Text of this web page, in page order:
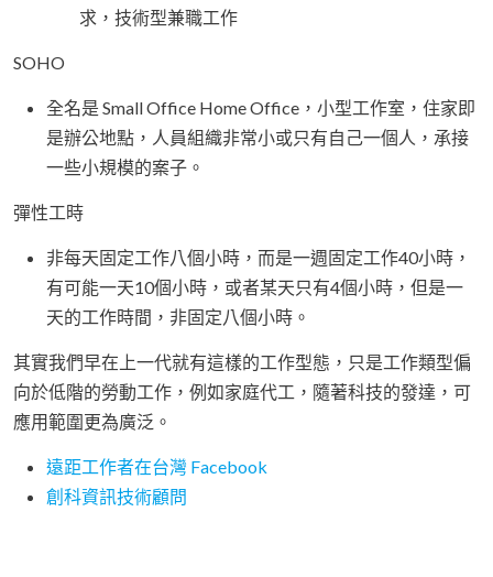
求，技術型兼職工作
SOHO
全名是 Small Office Home Office，小型工作室，住家即
是辦公地點，人員組織非常小或只有自己一個人，承接
一些小規模的案子。
彈性工時
非每天固定工作八個小時，而是一週固定工作40小時，
有可能一天10個小時，或者某天只有4個小時，但是一
天的工作時間，非固定八個小時。
其實我們早在上一代就有這樣的工作型態，只是工作類型偏
向於低階的勞動工作，例如家庭代工，隨著科技的發達，可
應用範圍更為廣泛。
遠距工作者在台灣 Facebook
創科資訊技術顧問